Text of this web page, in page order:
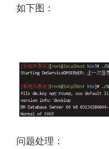
如下图：
问题处理：